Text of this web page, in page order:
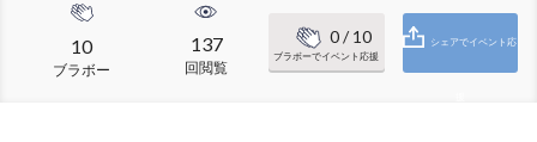
10
ブラボー
137
回閲覧
0/ 10
ブラボーでイベント応援
シェアでイベント応